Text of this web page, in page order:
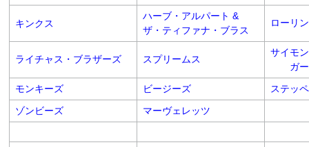
キンクス
ハーブ・アルパート &
ザ・ティファナ・ブラス
ローリ
ライチャス・ブラザーズ スプリームス
サイモ
ガー
モンキーズ
ビージーズ
ステッ
ゾンビーズ
マーヴェレッツ